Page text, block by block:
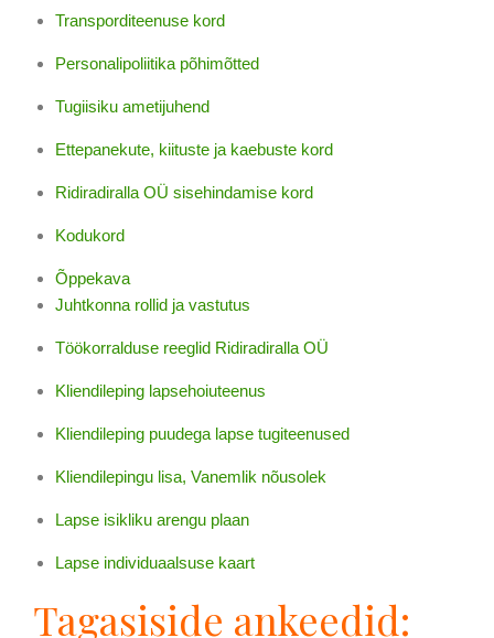
Transporditeenuse kord
Personalipoliitika põhimõtted
Tugiisiku ametijuhend
Ettepanekute, kiituste ja kaebuste kord
Ridiradiralla OÜ sisehindamise kord
Kodukord
Õppekava
Juhtkonna rollid ja vastutus
Töökorralduse reeglid Ridiradiralla OÜ
Kliendileping lapsehoiuteenus
Kliendileping puudega lapse tugiteenused
Kliendilepingu lisa, Vanemlik nõusolek
Lapse isikliku arengu plaan
Lapse individuaalsuse kaart
Tagasiside ankeedid: